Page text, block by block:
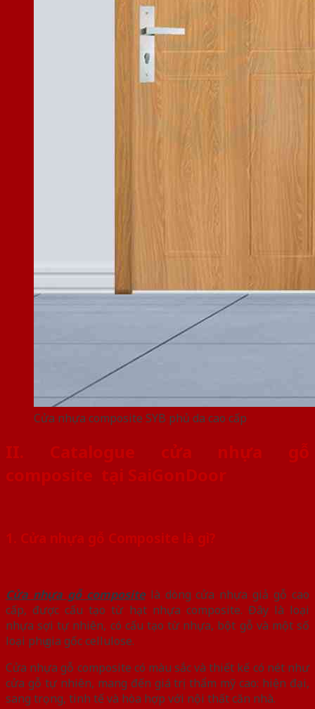
Cửa nhựa composite SYB phủ da cao cấp
II. Catalogue cửa nhựa gỗ
composite tại SaiGonDoor
1. Cửa nhựa gỗ Composite là gì?
Cửa nhựa gỗ compositelà dòng cửa nhựa giả gỗ cao
cấp, được cấu tạo từ hạt nhựa composite. Đây là loại
nhựa sợi tự nhiên, có cấu tạo từ nhựa, bột gỗ và một số
loại phụ gia gốc cellulose.
Cửa nhựa gỗ composite có màu sắc và thiết kế có nét như
cửa gỗ tự nhiên, mang đến giá trị thẩm mỹ cao: hiện đại,
sang trọng, tinh tế và hòa hợp với nội thất căn nhà.